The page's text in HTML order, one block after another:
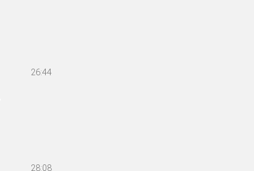
26:44
28:08